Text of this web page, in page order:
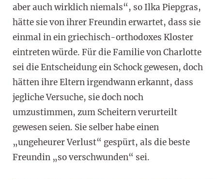
aber auch wirklich niemals“, so Ilka Piepgras,
hätte sie von ihrer Freundin erwartet, dass sie
einmal in ein griechisch-orthodoxes Kloster
eintreten würde. Für die Familie von Charlotte
sei die Entscheidung ein Schock gewesen, doch
hätten ihre Eltern irgendwann erkannt, dass
jegliche Versuche, sie doch noch
umzustimmen, zum Scheitern verurteilt
gewesen seien. Sie selber habe einen
„ungeheurer Verlust“ gespürt, als die beste
Freundin „so verschwunden“ sei.